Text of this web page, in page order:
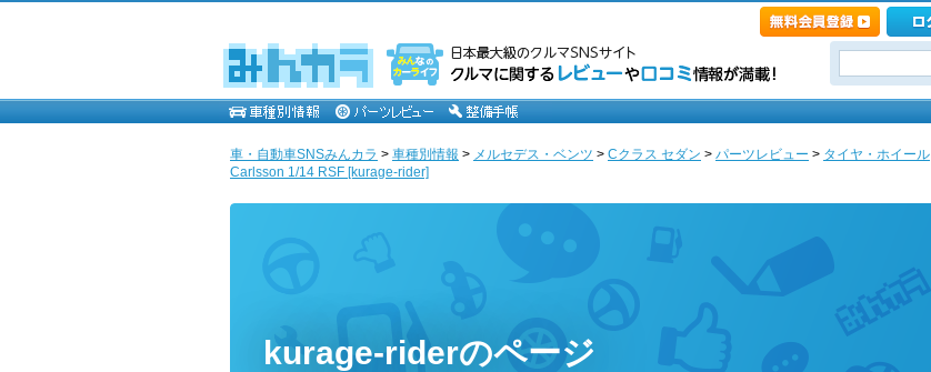
車・自動車SNSみんカラ > 車種別情報 > メルセデス・ベンツ > Cクラス セダン > パーツレビュー > タイヤ・ホイール
Carlsson 1/14 RSF [kurage-rider]
kurage-riderのページ